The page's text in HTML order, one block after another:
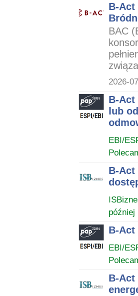
B-Act
BAC
2026-
B-Act
lub
EBI/
B-Act
później
B-Act
EBI/
B-Act